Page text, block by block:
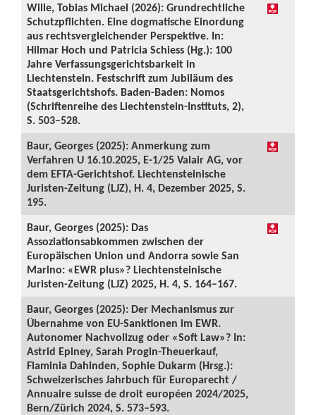
Wille, Tobias Michael (2026): Grundrechtliche
Schutzpflichten. Eine dogmatische Einordung
aus rechtsvergleichender Perspektive. In:
Hilmar Hoch und Patricia Schiess (Hg.): 100
Jahre Verfassungsgerichtsbarkeit in
Liechtenstein. Festschrift zum Jubiläum des
Staatsgerichtshofs. Baden-Baden: Nomos
(Schriftenreihe des Liechtenstein-Instituts, 2),
S. 503–528.
Baur, Georges (2025): Anmerkung zum
Verfahren U 16.10.2025, E-1/25 Valair AG, vor
dem EFTA-Gerichtshof. Liechtensteinische
Juristen-Zeitung (LJZ), H. 4, Dezember 2025, S.
195.
Baur, Georges (2025): Das
Assoziationsabkommen zwischen der
Europäischen Union und Andorra sowie San
Marino: «EWR plus»? Liechtensteinische
Juristen-Zeitung (LJZ) 2025, H. 4, S. 164–167.
Baur, Georges (2025): Der Mechanismus zur
Übernahme von EU-Sanktionen im EWR.
Autonomer Nachvollzug oder «Soft Law»? In:
Astrid Epiney, Sarah Progin-Theuerkauf,
Flaminia Dahinden, Sophie Dukarm (Hrsg.):
Schweizerisches Jahrbuch für Europarecht /
Annuaire suisse de droit européen 2024/2025,
Bern/Zürich 2024, S. 573–593.